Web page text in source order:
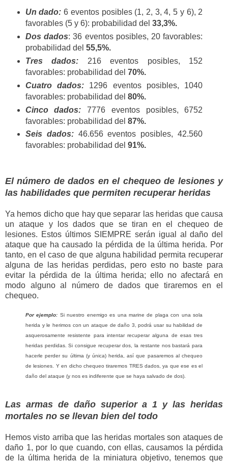
Un dado: 6 eventos posibles (1, 2, 3, 4, 5 y 6), 2
favorables (5 y 6): probabilidad del 33,3%.
Dos dados: 36 eventos posibles, 20 favorables:
probabilidad del 55,5%.
Tres dados: 216 eventos posibles, 152
favorables: probabilidad del 70%.
Cuatro dados:1296 eventos posibles, 1040
favorables: probabilidad del 80%.
Cinco dados: 7776 eventos posibles, 6752
favorables: probabilidad del 87%.
Seis dados:46.656 eventos posibles, 42.560
favorables: probabilidad del 91%.
El número de dados en el chequeo de lesiones y
las habilidades que permiten recuperar heridas
Ya hemos dicho que hay que separar las heridas que causa
un ataque y los dados que se tiran en el chequeo de
lesiones. Estos últimos SIEMPRE serán igual al daño del
ataque que ha causado la pérdida de la última herida. Por
tanto, en el caso de que alguna habilidad permita recuperar
alguna de las heridas perdidas, pero esto no baste para
evitar la pérdida de la última herida; ello no afectará en
modo alguno al número de dados que tiraremos en el
chequeo.
Por ejemplo: Si nuestro enemigo es una marine de plaga con una sola
herida y le herimos con un ataque de daño 3, podrá usar su habilidad de
asquerosamente resistente para intentar recuperar alguna de esas tres
heridas perdidas. Si consigue recuperar dos, la restante nos bastará para
hacerle perder su última (y única) herida, así que pasaremos al chequeo
de lesiones. Y en dicho chequeo tiraremos TRES dados, ya que ese es el
daño del ataque (y nos es indiferente que se haya salvado de dos).
Las armas de daño superior a 1 y las heridas
mortales no se llevan bien del todo
Hemos visto arriba que las heridas mortales son ataques de
daño 1, por lo que cuando, con ellas, causamos la pérdida
de la última herida de la miniatura objetivo, tenemos que